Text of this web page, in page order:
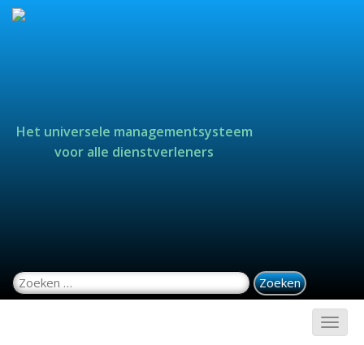
Het universele managementsysteem
voor alle dienstverleners
Zoeken naar: